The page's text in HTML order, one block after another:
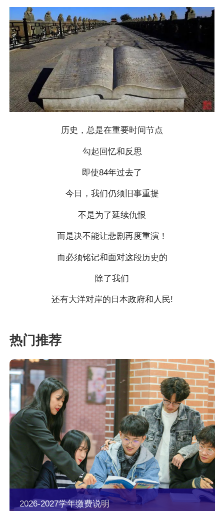
历史，总是在重要时间节点
勾起回忆和反思
即使84年过去了
今日，我们仍须旧事重提
不是为了延续仇恨
而是决不能让悲剧再度重演！
而必须铭记和面对这段历史的
除了我们
还有大洋对岸的日本政府和人民!
2026-2027学年缴费说明